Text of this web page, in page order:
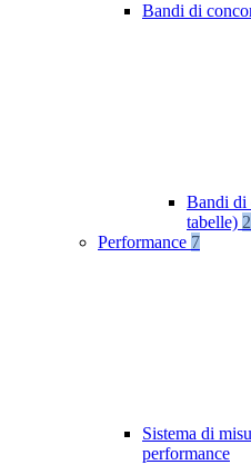
Bandi di
Bandi di
tabelle)
Performance 7
Sistema di
performance